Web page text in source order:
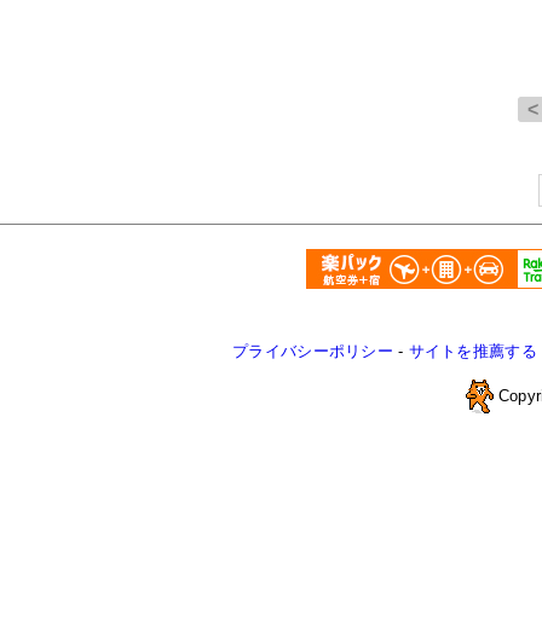
プライバシーポリシー - サイトを推薦する